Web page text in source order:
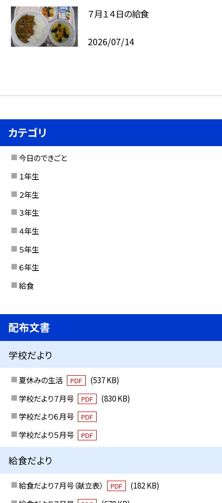
７月１４日の給食
2026/07/14
カテゴリ
今日のできごと
１年生
２年生
３年生
４年生
５年生
６年生
給食
配布文書
学校だより
夏休みの生活 PDF
(537 KB)
学校だより７月号
PDF
(830 KB)
学校だより６月号
PDF
学校だより５月号 PDF
給食だより
給食だより７月号（献立表） PDF
(182 KB)